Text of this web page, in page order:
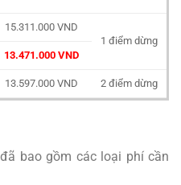
15.311.000 VND
1 điểm dừng
13.471.000 VND
13.597.000 VND 2 điểm dừng
bao gồm các loại phí cần